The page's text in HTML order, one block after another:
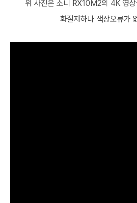
위 사진은 소니 RX10M2의 4K 영
화질저하나 색상오류가